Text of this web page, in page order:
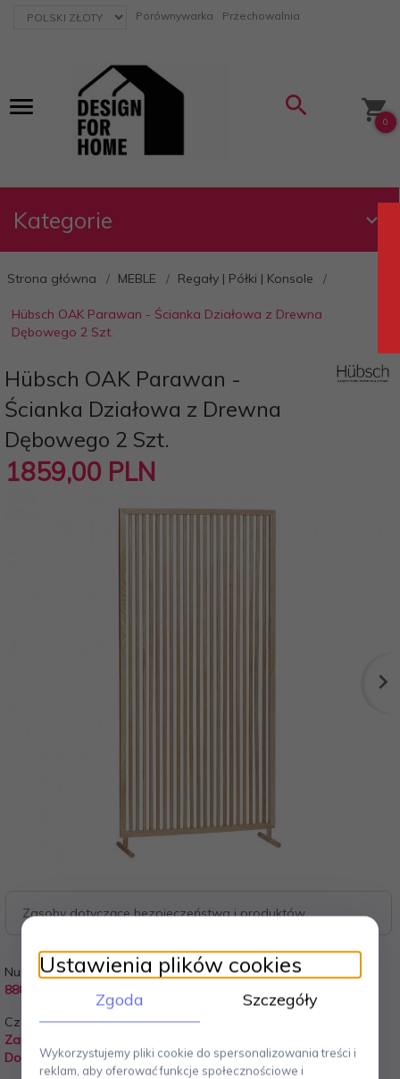
currency_h Porównywarka Przechowalnia
0
Kategorie
Strona główna MEBLE Regały | Półki | Konsole
Hübsch OAK Parawan - Ścianka Działowa z Drewna
Dębowego 2 Szt.
Hübsch OAK Parawan -
Ścianka Działowa z Drewna
Dębowego 2 Szt.
1859,00 PLN
Zasoby dotyczące bezpieczeństwa i produktów
Numer Katalogowy:
880626
Gwarancja:
Czas Wysyłki:
Zapytaj Obsługę o Czas
Dostawy!
Ustawienia plików cookies
Zgoda Szczegóły
Wykorzystujemy pliki cookie do spersonalizowania treści i
reklam, aby oferować funkcje społecznościowe i